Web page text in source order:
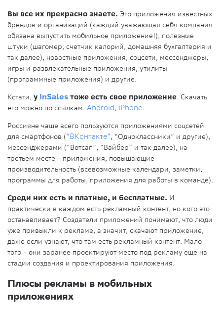
Вы все их прекрасно знаете. Это приложения известных
брендов и организаций (каждый уважающая себя компания
обязана выпустить мобильное приложение!), полезные
штуки (шагомер, счетчик калорий, домашняя бухгалтерия и
так далее), новостные приложения, соцсети, мессенджеры,
игры и развлекательные приложения, утилиты
(программные приложения) и другие.
Кстати, у InSales тоже есть свое приложение. Скачать
его можно по ссылкам: Android, iPhone.
Россияне чаще всего пользуются приложениями соцсетей
для смартфонов (“ВКонтакте”, “Одноклассники” и другие),
мессенджерами (“Вотсап”, “Вайбер” и так далее), на
третьем месте - приложения, повышающие
производительность (всевозможные календари, заметки,
программы для работы, приложения для работы в команде).
Среди них есть и платные, и бесплатные. И
практически в каждом есть рекламный контент, но кого это
останавливает? Создатели приложений понимают, что люди
уже привыкли к рекламе, а значит, скачают приложение,
даже если узнают, что там есть рекламный контент. Мало
того - они заранее проектируют место под рекламу еще на
стадии создания и проектирования приложения.
Плюсы рекламы в мобильных
приложениях